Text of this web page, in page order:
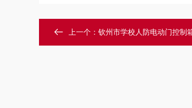
上一个： 钦州市学校人防电动门控制